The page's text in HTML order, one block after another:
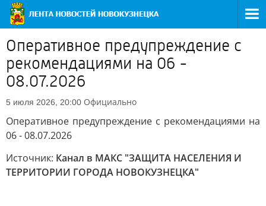
Оперативное предупреждение с
рекомендациями на 06 -
08.07.2026
5 июля 2026, 20:00 Официально
Оперативное предупреждение с рекомендациями на
06 - 08.07.2026
Источник: Канал в МАКС "ЗАЩИТА НАСЕЛЕНИЯ И
ТЕРРИТОРИИ ГОРОДА НОВОКУЗНЕЦКА"